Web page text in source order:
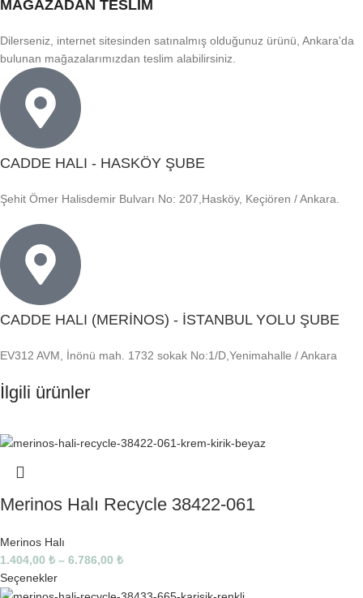
MAĞAZADAN TESLİM
Dilerseniz, internet sitesinden satınalmış olduğunuz ürünü, Ankara'da
bulunan mağazalarımızdan teslim alabilirsiniz.
CADDE HALI - HASKÖY ŞUBE
Şehit Ömer Halisdemir Bulvarı No: 207,Hasköy, Keçiören / Ankara.
CADDE HALI (MERİNOS) - İSTANBUL YOLU ŞUBE
EV312 AVM, İnönü mah. 1732 sokak No:1/D,Yenimahalle / Ankara
İlgili ürünler
Merinos Halı Recycle 38422-061
Merinos Halı
1.404,00 ₺ – 6.786,00 ₺
Seçenekler